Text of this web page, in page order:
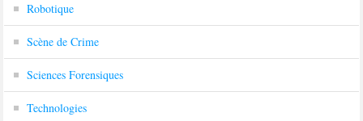
Robotique
Scène de Crime
Sciences Forensiques
Technologies